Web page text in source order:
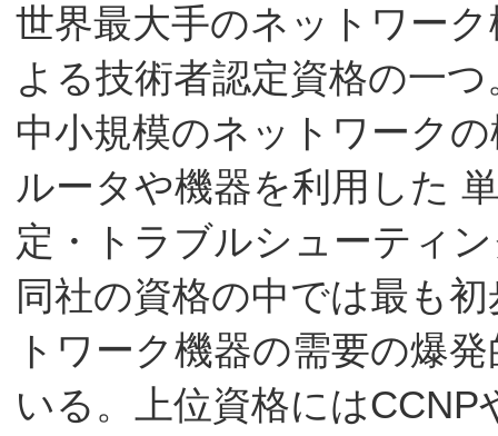
世界最大手のネットワー
よる技術者認定資格の一つ
中小規模のネットワーク
ルータや機器を利用した
定・トラブルシューティ
同社の資格の中では最も
トワーク機器の需要の爆
いる。上位資格には